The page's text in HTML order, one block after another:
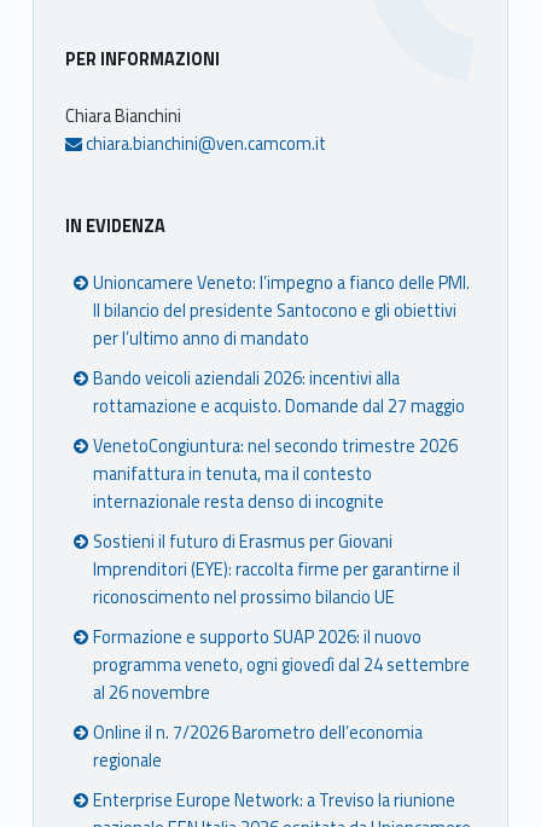
Sidebar
PER INFORMAZIONI
Chiara Bianchini
chiara.bianchini@ven.camcom.it
IN EVIDENZA
Unioncamere Veneto: l’impegno a fianco delle PMI.
Il bilancio del presidente Santocono e gli obiettivi
per l’ultimo anno di mandato
Bando veicoli aziendali 2026: incentivi alla
rottamazione e acquisto. Domande dal 27 maggio
VenetoCongiuntura: nel secondo trimestre 2026
manifattura in tenuta, ma il contesto
internazionale resta denso di incognite
Sostieni il futuro di Erasmus per Giovani
Imprenditori (EYE): raccolta firme per garantirne il
riconoscimento nel prossimo bilancio UE
Formazione e supporto SUAP 2026: il nuovo
programma veneto, ogni giovedì dal 24 settembre
al 26 novembre
Online il n. 7/2026 Barometro dell’economia
regionale
Enterprise Europe Network: a Treviso la riunione